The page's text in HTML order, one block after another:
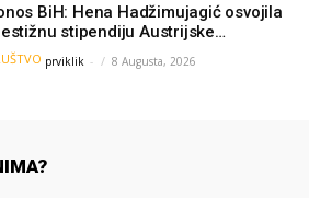
BiH: Hena Hadžimujagić osvojila
stipendiju Austrijske
nauka, njeno istraživanje
bi pomoći djeci širom svijeta
prviklik - 8 Augusta, 2026